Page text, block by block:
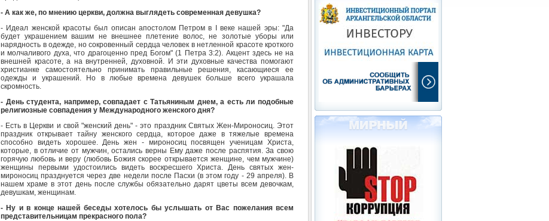
- А как же, по мнению церкви, должна выглядеть современная девушка?
- Идеал женской красоты был описан апостолом Петром в I веке нашей эры: "Да
будет украшением вашим не внешнее плетение волос, не золотые уборы или
нарядность в одежде, но сокровенный сердца человек в нетленной красоте кроткого
и молчаливого духа, что драгоценно пред Богом" (1 Петра 3:2). Акцент здесь не на
внешней красоте, а на внутренней, духовной. И эти духовные качества помогают
христианке самостоятельно принимать правильные решения, касающиеся ее
одежды и украшений. Но в любые времена девушек больше всего украшала
скромность.
- День студента, например, совпадает с Татьяниным днем, а есть ли подобные
религиозные совпадения у Международного женского дня?
- Есть в Церкви и свой "женский день" - это праздник Святых Жен-Мироносиц. Этот
праздник открывает тайну женского сердца, которое даже в тяжелые времена
способно видеть хорошее. День жен - мироносиц посвящен ученицам Христа,
которые, в отличие от мужчин, остались верны Ему даже после распятия. За свою
горячую любовь и веру (любовь Божия скорее открывается женщине, чем мужчине)
женщины первыми удостоились видеть воскресшего Христа. День святых жен-
мироносиц празднуется через две недели после Пасхи (в этом году - 29 апреля). В
нашем храме в этот день после службы обязательно дарят цветы всем девочкам,
девушкам, женщинам.
- Ну и в конце нашей беседы хотелось бы услышать от Вас пожелания всем
представительницам прекрасного пола?